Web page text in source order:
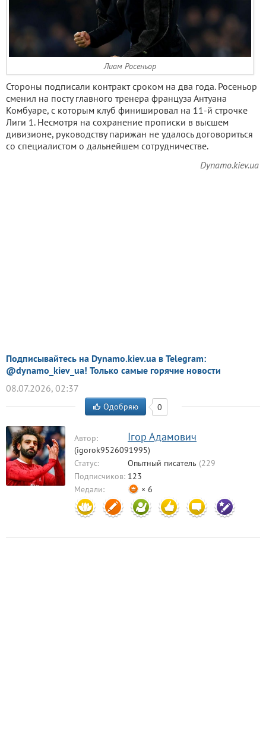
Лиам Росеньор
Стороны подписали контракт сроком на два года. Росеньор
сменил на посту главного тренера француза Антуана
Комбуаре, с которым клуб финишировал на 11-й строчке
Лиги 1. Несмотря на сохранение прописки в высшем
дивизионе, руководству парижан не удалось договориться
со специалистом о дальнейшем сотрудничестве.
Dynamo.kiev.ua
Подписывайтесь на Dynamo.kiev.ua в Telegram:
@dynamo_kiev_ua! Только самые горячие новости
08.07.2026, 02:37
Одобряю 0
Автор: Ігор Адамович
(igorok9526091995)
Статус:
Опытный писатель (229
комментариев)
Подписчиков: 123
Медали:
× 6